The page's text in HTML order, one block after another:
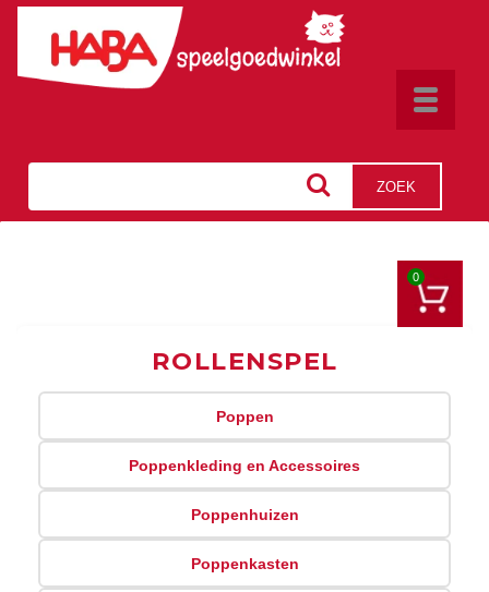
Toggle
ZOEK
0
ROLLENSPEL
Poppen
Poppenkleding en Accessoires
Poppenhuizen
Poppenkasten